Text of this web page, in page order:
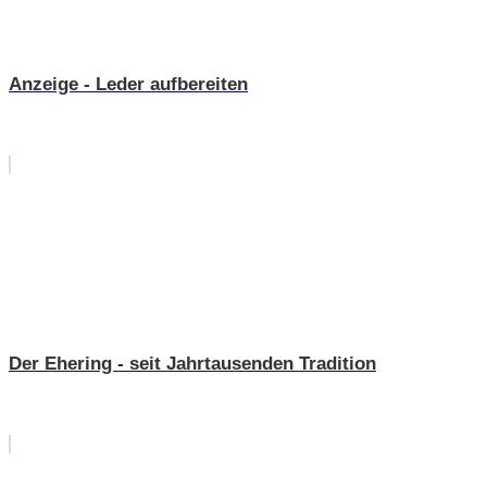
Anzeige - Leder aufbereiten
Der Ehering - seit Jahrtausenden Tradition